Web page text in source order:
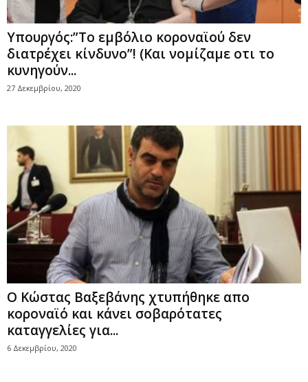
Υπουργός:”Το εμβόλιο κοροναϊού δεν
διατρέχει κίνδυνο”! (Και νομίζαμε οτι το
κυνηγούν...
27 Δεκεμβρίου, 2020
Ο Κώστας Βαξεβάνης χτυπήθηκε απο
κοροναϊό και κάνει σοβαρότατες
καταγγελίες για...
6 Δεκεμβρίου, 2020